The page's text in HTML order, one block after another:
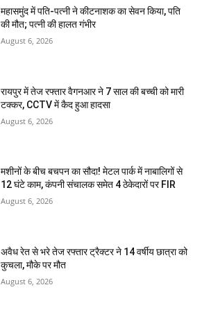
महासमुंद में पति-पत्नी ने कीटनाशक का सेवन किया, पति
की मौत; पत्नी की हालत गंभीर
August 6, 2026
रायपुर में तेज रफ्तार वैगनआर ने 7 साल की बच्ची को मारी
टक्कर, CCTV में कैद हुआ हादसा
August 6, 2026
मशीनों के बीच बचपन का सौदा! मेटल पार्क में नाबालिगों से
12 घंटे काम, कंपनी संचालक समेत 4 ठेकेदारों पर FIR
August 6, 2026
अवैध रेत से भरे तेज रफ्तार ट्रैक्टर ने 14 वर्षीय छात्रा को
कुचला, मौके पर मौत
August 6, 2026